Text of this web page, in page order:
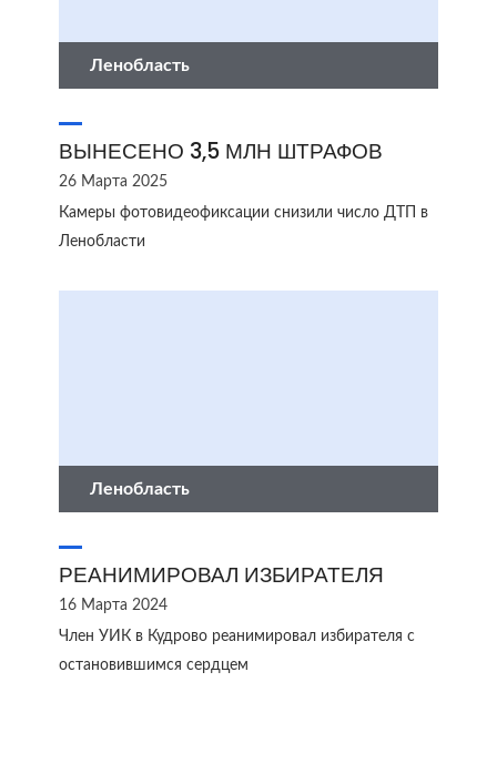
Ленобласть
ВЫНЕСЕНО 3,5 МЛН ШТРАФОВ
26 Марта 2025
Камеры фотовидеофиксации снизили число ДТП в
Ленобласти
Ленобласть
РЕАНИМИРОВАЛ ИЗБИРАТЕЛЯ
16 Марта 2024
Член УИК в Кудрово реанимировал избирателя с
остановившимся сердцем